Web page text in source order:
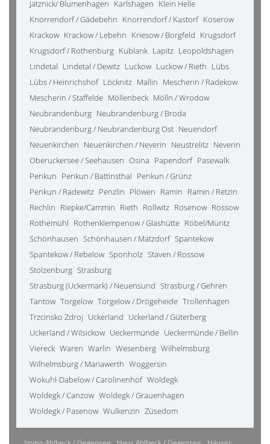
Jatznick/ Blumenhagen Karlshagen Klein Helle
Knorrendorf / Gädebehn Knorrendorf / Kastorf Koserow
Krackow Krackow / Lebehn Kriesow / Borgfeld Krugsdorf
Krugsdorf / Rothenburg Kublank Lapitz Leopoldshagen
Lindetal Lindetal / Dewitz Luckow Luckow / Rieth Lübs
Lübs / Heinrichshof Löcknitz Mallin Mescherin / Radekow
Mescherin / Staffelde Möllenbeck Mölln / Wrodow
Neubrandenburg Neubrandenburg / Broda
Neubrandenburg / Neubrandenburg Ost Neuendorf
Neuenkirchen Neuenkirchen / Neverin Neustrelitz Neverin
Oberuckersee / Seehausen Osina Papendorf Pasewalk
Penkun Penkun / Battinsthal Penkun / Grünz
Penkun / Radewitz Penzlin Plöwen Ramin Ramin / Retzin
Rechlin Riepke/Cammin Rieth Rollwitz Rosenow Rossow
Rothemühl Rothenklempenow / Glashütte Röbel/Müritz
Schönhausen Schönhausen / Matzdorf Spantekow
Spantekow / Rebelow Sponholz Staven / Rossow
Stolzenburg Strasburg
Strasburg (Uckermark) / Neuensund Strasburg / Gehren
Tantow Torgelow Torgelow / Drögeheide Trollenhagen
Trzcinsko Zdroj Uckerland Uckerland / Güterberg
Uckerland / Wilsickow Ueckermünde Ueckermünde / Bellin
Viereck Waren Warlin Wesenberg Wilhelmsburg
Wilhelmsburg / Mariawerth Woggersin
Wokuhl-Dabelow / Carolinenhof Woldegk
Woldegk / Canzow Woldegk / Grauenhagen
Woldegk / Pasenow Wulkenzin Züsedom